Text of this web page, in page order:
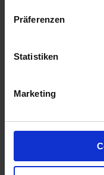
Präferenzen
Statistiken
Marketing
Artikel-Nr.: 60385-
Ähnliche Produkte